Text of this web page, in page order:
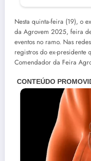
Nesta quinta-feira (19), o
da Agrovem 2025, feira
eventos no ramo. Nas
registros do ex-
Comendador da Feira